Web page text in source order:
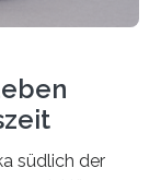
südlich der